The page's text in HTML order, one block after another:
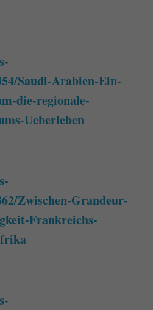
Saudi-Arabien-Ein-
die-regionale-
Ueberleben
Zwischen-Grandeur-
Frankreichs-